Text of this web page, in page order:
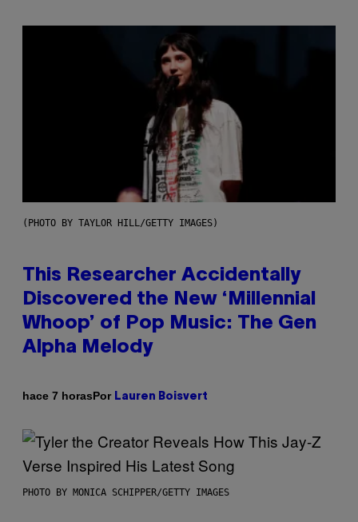
(PHOTO BY TAYLOR HILL/GETTY IMAGES)
This Researcher Accidentally
Discovered the New ‘Millennial
Whoop’ of Pop Music: The Gen
Alpha Melody
hace 7 horasPor Lauren Boisvert
PHOTO BY MONICA SCHIPPER/GETTY IMAGES